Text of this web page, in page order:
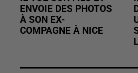
ENVOIE DES PHOTOS
À SON EX-
COMPAGNE À NICE